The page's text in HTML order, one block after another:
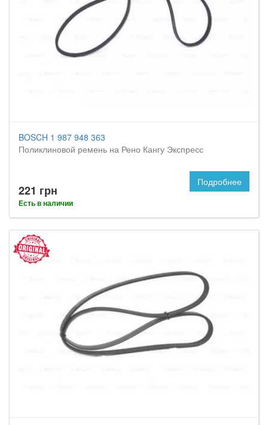
BOSCH 1 987 948 363
Поликлиновой ремень на Рено Кангу Экспресс
221 грн
Есть в наличии
Подробнее